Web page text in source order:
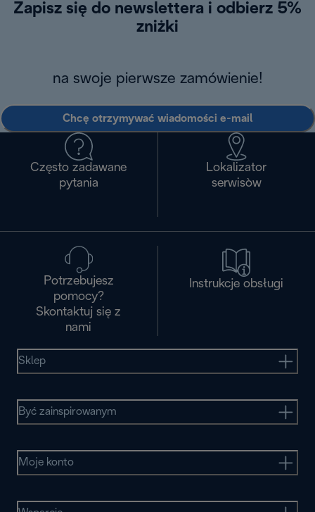
Zapisz się do newslettera i odbierz 5%
zniżki
na swoje pierwsze zamówienie!
Chcę otrzymywać wiadomości e-mail
Często zadawane
pytania
Lokalizator
serwisòw
Potrzebujesz
pomocy?
Skontaktuj się z
nami
Instrukcje obsługi
Sklep
Być zainspirowanym
Moje konto